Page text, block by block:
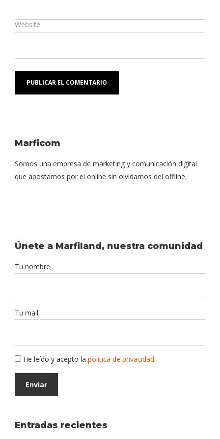
Website
Marficom
Somos una empresa de marketing y comunicación digital
que apostamos por el online sin olvidarnos del offline.
Únete a Marfiland, nuestra comunidad
Tu nombre
Tu mail
He leído y acepto la política de privacidad.
Entradas recientes